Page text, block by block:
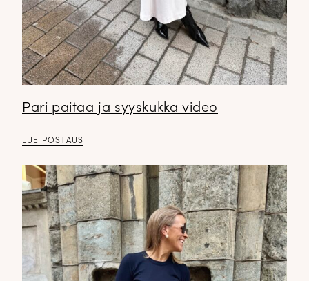
Pari paitaa ja syyskukka video
LUE POSTAUS